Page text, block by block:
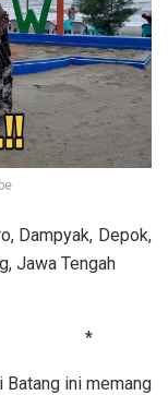
Dampyak, Depok,
Jawa Tengah
*
Batang ini memang